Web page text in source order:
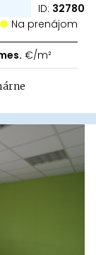
ID: 32780
Na prenájom
€/m²